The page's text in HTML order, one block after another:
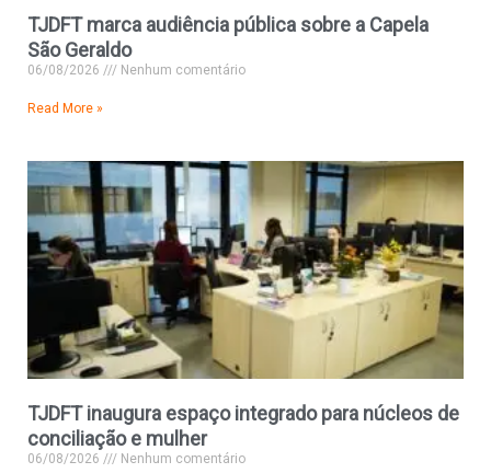
TJDFT marca audiência pública sobre a Capela
São Geraldo
06/08/2026 Nenhum comentário
Read More »
TJDFT inaugura espaço integrado para núcleos de
conciliação e mulher
06/08/2026 Nenhum comentário